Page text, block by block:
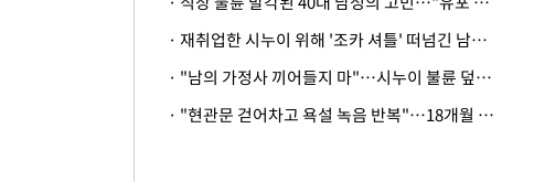
· 재취업한 시누이 위해 '조카 셔틀' 떠넘긴 남편…아내 "난 못한다"
· "남의 가정사 끼어들지 마"…시누이 불륜 덮으려는 남편에 억울한 아내
· "현관문 걷어차고 욕설 녹음 반복"…18개월 아기 키우는 집 뒤흔든 '앞집의 비극'